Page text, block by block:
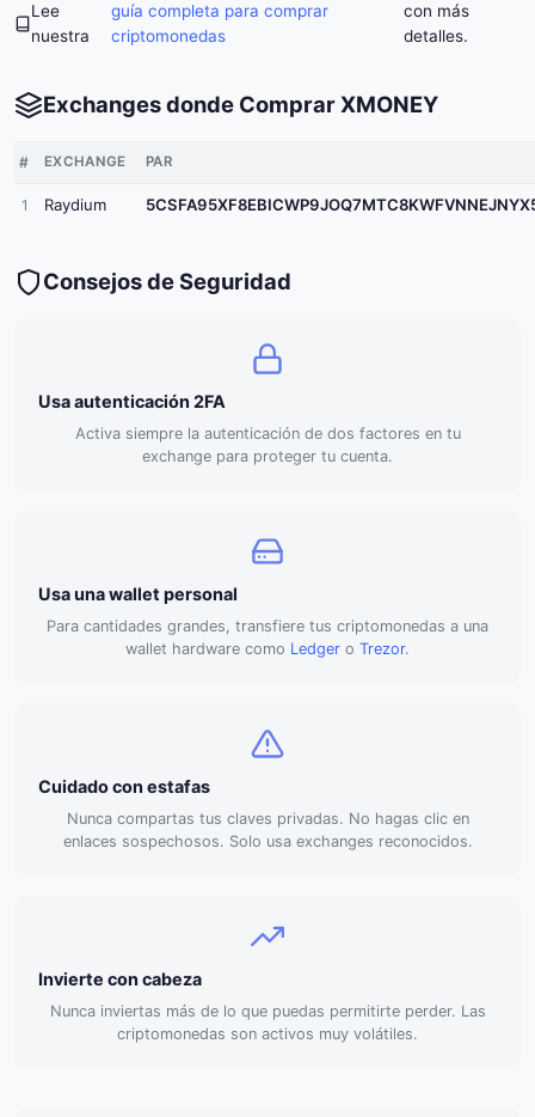
Lee
nuestra
guía completa para comprar
criptomonedas
con más
detalles.
Exchanges donde Comprar XMONEY
# EXCHANGE PAR
1 Raydium
Consejos de Seguridad
Usa autenticación 2FA
Activa siempre la autenticación de dos factores en tu
exchange para proteger tu cuenta.
Usa una wallet personal
Para cantidades grandes, transfiere tus criptomonedas a una
wallet hardware como Ledger o Trezor.
Cuidado con estafas
Nunca compartas tus claves privadas. No hagas clic en
enlaces sospechosos. Solo usa exchanges reconocidos.
Invierte con cabeza
Nunca inviertas más de lo que puedas permitirte perder. Las
criptomonedas son activos muy volátiles.